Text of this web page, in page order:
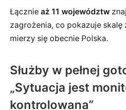
Łącznie aż 11 województw
zagrożenia, co pokazuje
mierzy się obecnie Polska.
Służby w pełnej
„Sytuacja jest
kontrolowana”